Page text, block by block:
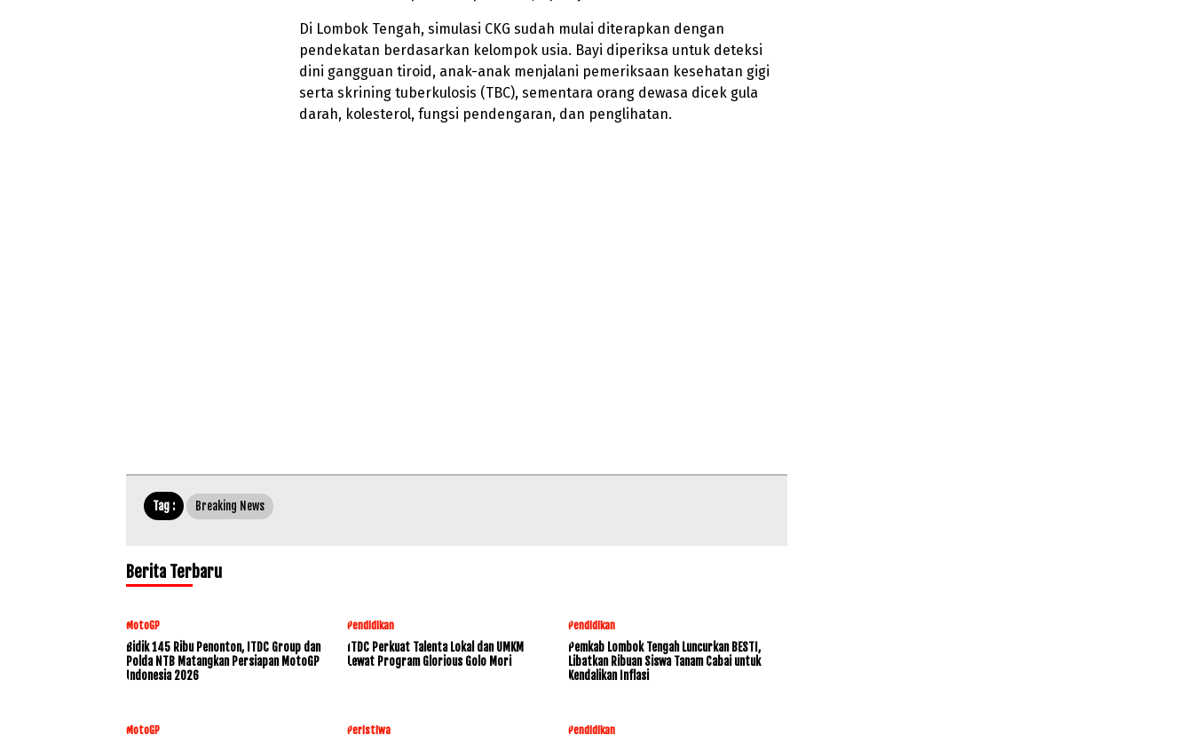
Di Lombok Tengah, simulasi CKG sudah mulai diterapkan dengan
pendekatan berdasarkan kelompok usia. Bayi diperiksa untuk deteksi
dini gangguan tiroid, anak-anak menjalani pemeriksaan kesehatan gigi
serta skrining tuberkulosis (TBC), sementara orang dewasa dicek gula
darah, kolesterol, fungsi pendengaran, dan penglihatan.
Tag : Breaking News
Berita Terbaru
MotoGP
Bidik 145 Ribu Penonton, ITDC Group dan
Polda NTB Matangkan Persiapan MotoGP
Indonesia 2026
Pendidikan
ITDC Perkuat Talenta Lokal dan UMKM
Lewat Program Glorious Golo Mori
Pendidikan
Pemkab Lombok Tengah Luncurkan BESTI,
Libatkan Ribuan Siswa Tanam Cabai untuk
Kendalikan Inflasi
MotoGP Peristiwa Pendidikan